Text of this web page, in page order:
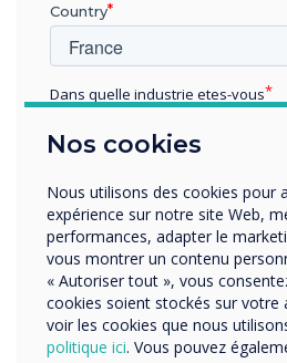
Intégration fluide
Nos cookies
Nous utilisons des cookies pour
expérience sur notre site Web,
performances, adapter le
vous montrer un contenu
« Autoriser tout », vous
cookies soient stockés sur votre
voir les cookies que nous
politique ici. Vous pouvez
Country
Dans quelle industrie etes-vous
Enterprise
Organisation Name
Nous aimerions vous contacter
et services par e-mail,
J'accepte de recevoir des